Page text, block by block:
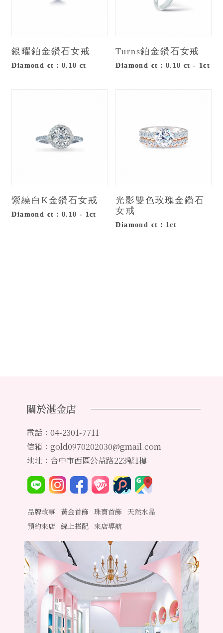
銀曜鉑金鑽石女戒
Diamond ct：0.10 ct
Turns鉑金鑽石女戒
Diamond ct：0.10 ct - 1ct
縈繞白K金鑽石女戒
Diamond ct：0.10 - 1ct
光影雙色玫瑰金鑽石
女戒
Diamond ct：1ct
關於湛金店
電話：04-2301-7711
信箱：gold0970202030@gmail.com
地址：台中市西區公益路223號1樓
品牌故事 黃金首飾 珠寶首飾 天然水晶
預約來店
線上搭配 來店導航